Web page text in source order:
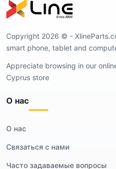
Copyright 2026 ©️ -
smart phone, tablet and
Appreciate browsing in our
Cyprus store
О нас
О нас
Связаться с нами
Часто задаваемые вопросы